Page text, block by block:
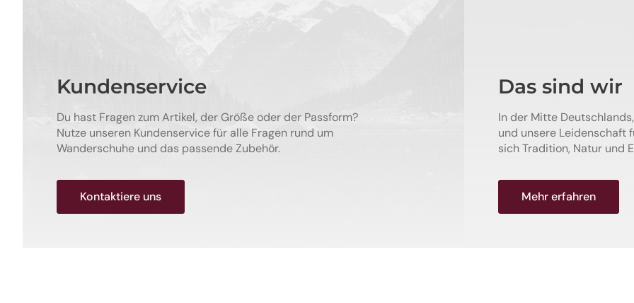
Kundenservice
Du hast Fragen zum Artikel, der Größe oder der Passform?
Nutze unseren Kundenservice für alle Fragen rund um
Wanderschuhe und das passende Zubehör.
Kontaktiere uns
Das sind wir
In der Mitte
und unsere Leidenschaft
sich Tradition, Natur und
Mehr erfahren